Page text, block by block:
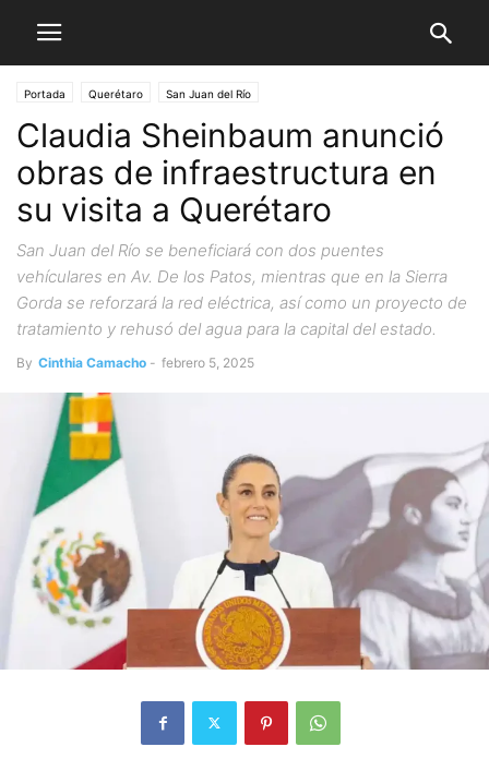
Portada Querétaro San Juan del Río
Claudia Sheinbaum anunció
obras de infraestructura en
su visita a Querétaro
San Juan del Río se beneficiará con dos puentes
vehículares en Av. De los Patos, mientras que en la Sierra
Gorda se reforzará la red eléctrica, así como un proyecto de
tratamiento y rehusó del agua para la capital del estado.
By Cinthia Camacho - febrero 5, 2025